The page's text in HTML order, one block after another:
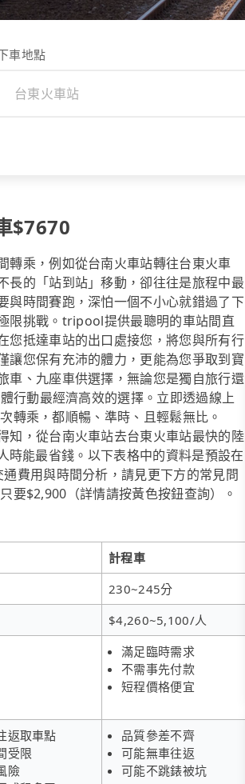
車地點
$7670
轉乘，例如從台南火車站轉往台東火車
長的「站到站」移動，卻往往是旅程中最
與時間賽跑，深怕一個不小心就錯過了下
限挑戰。tripool提供最聰明的車站間直
您抵達車站的出口處接您，將您與所有行
讓您保有充沛的體力，更能為您爭取到寶
車、九座車供選擇，無論您是獨自旅行還
行動最經濟高效的選擇。立即透過線上
轉乘，都順暢、準時、且輕鬆無比。
知，從台南火車站去台東火車站最快的陸
能最省錢。以下表格中的資料是預設在
費用與時間分析，請見更下方的常見問
要$2,900（詳情請按黃色按鈕查詢）。
計程車
230~245分
$4,260~5,100/人
滿足臨時需求
不需事先付款
短程價格便宜
返取車點
受限
險
品質參差不齊
可能無車往返
可能不跳錶被坑